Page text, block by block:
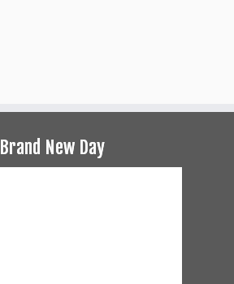
Brand New Day